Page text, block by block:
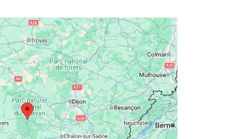
rondleiding of excursie
(weg)treintje nemen
de auto
dieren
volgen
Restaurants
Streekgerechten
Streekproducten
Wijnen
Gîtes (vakantiehuizen)